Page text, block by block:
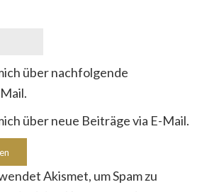
über nachfolgende
über neue Beiträge via E-Mail.
Akismet, um Spam zu